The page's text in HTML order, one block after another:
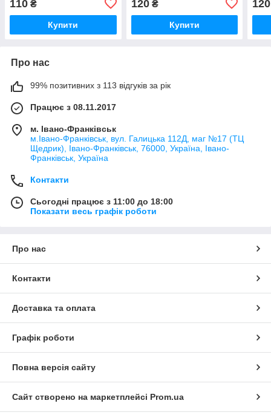
110 ₴
Купити
120₴
Купити
120
Про нас
99% позитивних з 113 відгуків за рік
Працює з 08.11.2017
м. Івано-Франківськ
м.Івано-Франківськ, вул. Галицька 112Д, маг №17 (ТЦ
Щедрик), Івано-Франківськ, 76000, Україна, Івано-
Франківськ, Україна
Контакти
Сьогодні працює з 11:00 до 18:00
Показати весь графік роботи
Про нас
Контакти
Доставка та оплата
Графік роботи
Повна версія сайту
Сайт створено на маркетплейсі Prom.ua